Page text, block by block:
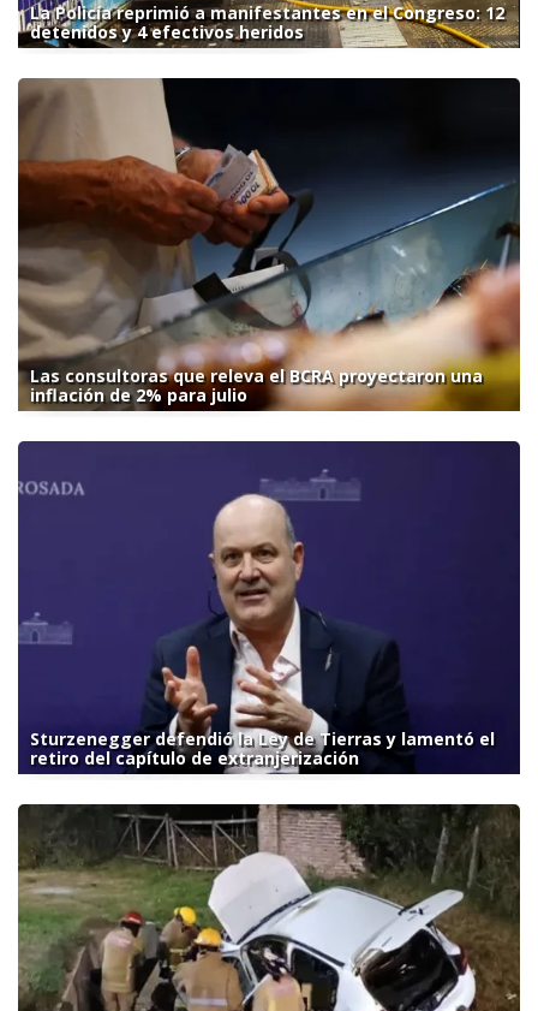
La Policía reprimió a manifestantes en el Congreso: 12
detenidos y 4 efectivos heridos
Las consultoras que releva el BCRA proyectaron una
inflación de 2% para julio
Sturzenegger defendió la Ley de Tierras y lamentó el
retiro del capítulo de extranjerización